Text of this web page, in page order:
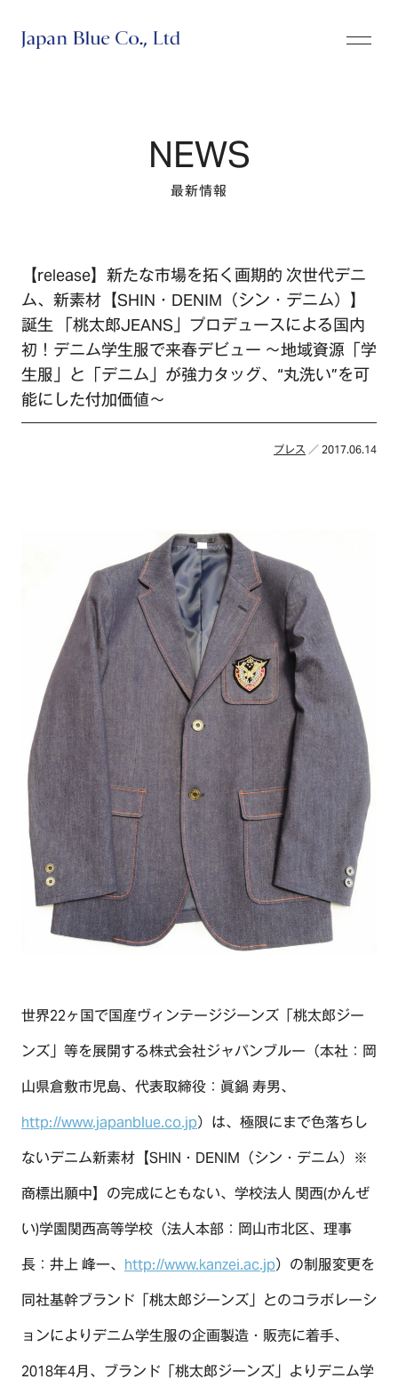
NEWS
最新情報
【release】新たな市場を拓く画期的 次世代デニ
ム、新素材【SHIN・DENIM（シン・デニム）】
誕生 「桃太郎JEANS」プロデュースによる国内
初！デニム学生服で来春デビュー ～地域資源「学
生服」と「デニム」が強力タッグ、“丸洗い”を可
能にした付加価値～
プレス ／ 2017.06.14
世界22ヶ国で国産ヴィンテージジーンズ「桃太郎ジー
ンズ」等を展開する株式会社ジャパンブルー（本社：岡
山県倉敷市児島、代表取締役：眞鍋 寿男、
http://www.japanblue.co.jp）は、極限にまで色落ちし
ないデニム新素材【SHIN・DENIM（シン・デニム）※
商標出願中】の完成にともない、学校法人 関西(かんぜ
い)学園関西高等学校（法人本部：岡山市北区、理事
長：井上 峰一、 http://www.kanzei.ac.jp）の制服変更を
同社基幹ブランド「桃太郎ジーンズ」とのコラボレーシ
ョンによりデニム学生服の企画製造・販売に着手、
2018年4月、ブランド「桃太郎ジーンズ」よりデニム学